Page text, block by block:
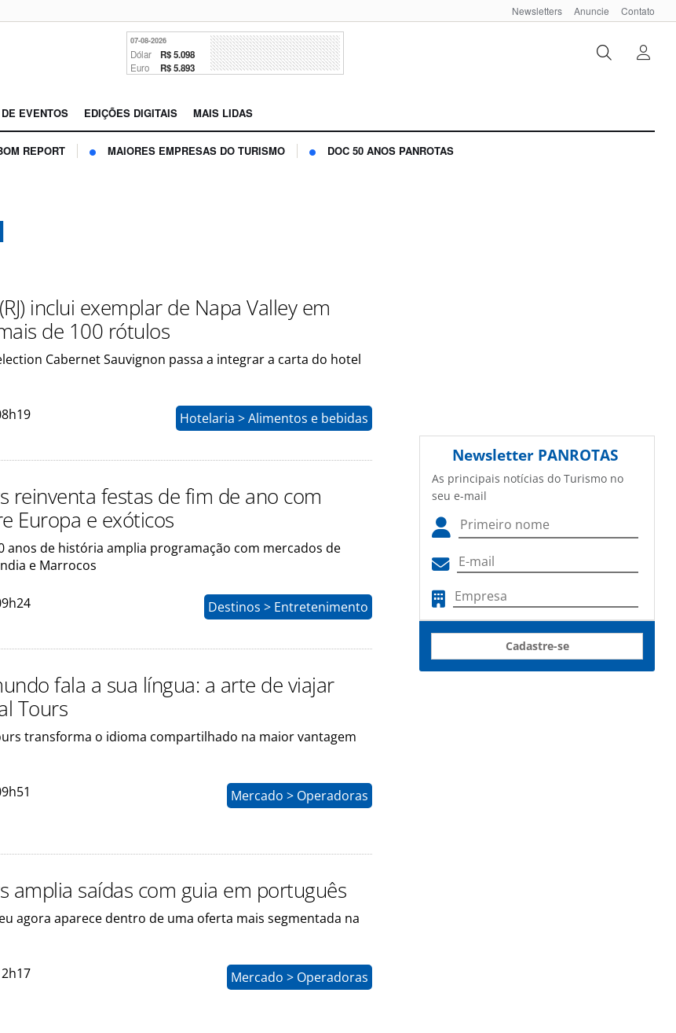
Newsletters Anuncie Contato
07-08-2026
Dólar R$ 5.098
Euro R$ 5.893
EVENTOS EDIÇÕES DIGITAIS MAIS LIDAS
REPORT MAIORES EMPRESAS DO TURISMO DOC 50 ANOS PANROTAS
inclui exemplar de Napa Valley em
de 100 rótulos
Cabernet Sauvignon passa a integrar a carta do hotel
Hotelaria > Alimentos e bebidas
reinventa festas de fim de ano com
Europa e exóticos
anos de história amplia programação com mercados de
e Marrocos
Destinos > Entretenimento
fala a sua língua: a arte de viajar
Tours
transforma o idioma compartilhado na maior vantagem
Mercado > Operadoras
amplia saídas com guia em português
agora aparece dentro de uma oferta mais segmentada na
Mercado > Operadoras
Newsletter PANROTAS
As principais notícias do Turismo no
seu e-mail
Cadastre-se